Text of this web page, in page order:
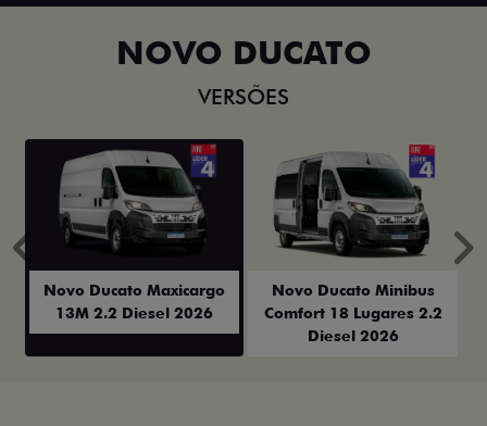
NOVO DUCATO
VERSÕES
Novo Ducato Maxicargo
13M 2.2 Diesel 2026
Novo Ducato Minibus
Comfort 18 Lugares 2.2
Diesel 2026
Anterior